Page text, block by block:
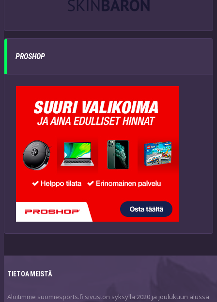
PROSHOP
TIETOA MEISTÄ
Aloitimme suomiesports.fi sivuston syksyllä 2020 ja joulukuun alussa